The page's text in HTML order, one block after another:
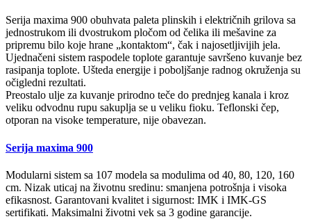
Serija maxima 900 obuhvata paleta plinskih i električnih grilova sa
jednostrukom ili dvostrukom pločom od čelika ili mešavine za
pripremu bilo koje hrane „kontaktom“, čak i najosetljivijih jela.
Ujednačeni sistem raspodele toplote garantuje savršeno kuvanje bez
rasipanja toplote. Ušteda energije i poboljšanje radnog okruženja su
očigledni rezultati.
Preostalo ulje za kuvanje prirodno teče do prednjeg kanala i kroz
veliku odvodnu rupu sakuplja se u veliku fioku. Teflonski čep,
otporan na visoke temperature, nije obavezan.
Serija maxima 900
Modularni sistem sa 107 modela sa modulima od 40, 80, 120, 160
cm. Nizak uticaj na životnu sredinu: smanjena potrošnja i visoka
efikasnost. Garantovani kvalitet i sigurnost: IMK i IMK-GS
sertifikati. Maksimalni životni vek sa 3 godine garancije.